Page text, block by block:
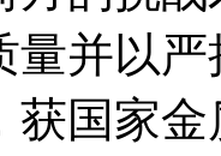
量并以
获国家